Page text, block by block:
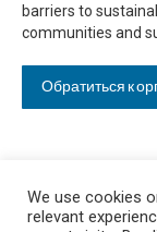
barriers to
communities and
Обратиться к
We use cookies
relevant